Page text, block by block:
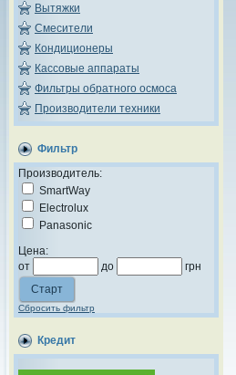
Вытяжки
Смесители
Кондиционеры
Кассовые аппараты
Фильтры обратного осмоса
Производители техники
Фильтр
Производитель:
SmartWay
Electrolux
Panasonic
Цена:
от
до грн
Сбросить фильтр
Кредит